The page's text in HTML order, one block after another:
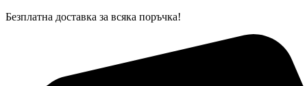
Skip
Безплатна доставка за всяка поръчка!